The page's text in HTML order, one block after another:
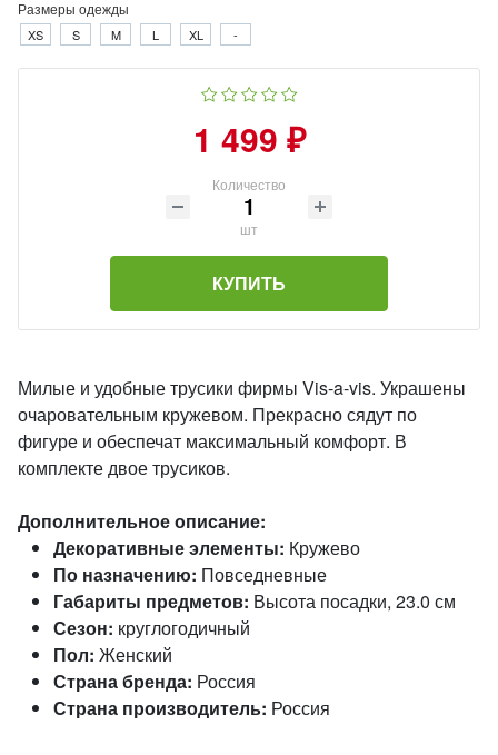
Размеры одежды
XS S M L XL -
1 499 ₽
Количество
шт
КУПИТЬ
Милые и удобные трусики фирмы Vis-a-vis. Украшены
очаровательным кружевом. Прекрасно сядут по
фигуре и обеспечат максимальный комфорт. В
комплекте двое трусиков.
Дополнительное описание:
Декоративные элементы: Кружево
По назначению: Повседневные
Габариты предметов: Высота посадки, 23.0 см
Сезон: круглогодичный
Пол: Женский
Страна бренда: Россия
Страна производитель: Россия